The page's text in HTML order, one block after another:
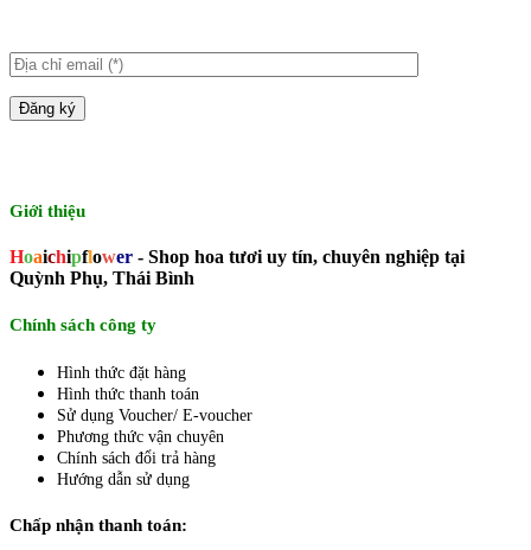
Giới thiệu
Hoaichipflower - Shop hoa tươi uy tín, chuyên nghiệp tại
Quỳnh Phụ, Thái Bình
Chính sách công ty
Hình thức đặt hàng
Hình thức thanh toán
Sử dụng Voucher/ E-voucher
Phương thức vận chuyên
Chính sách đổi trả hàng
Hướng dẫn sử dụng
Chấp nhận thanh toán: